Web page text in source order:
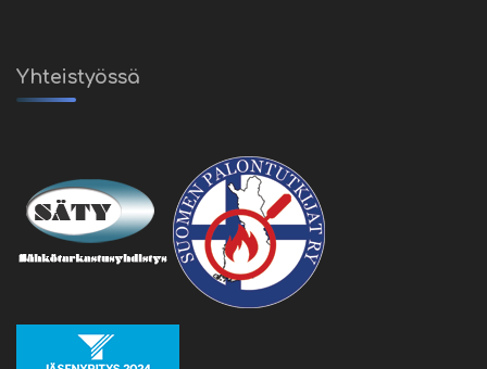
Yhteistyössä